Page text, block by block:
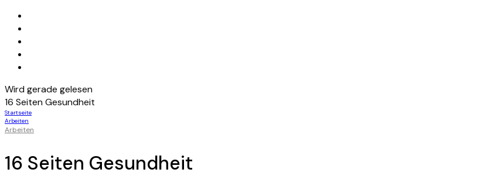
Wird gerade gelesen
16 Seiten Gesundheit
Startseite
Arbeiten
Arbeiten
16 Seiten Gesundheit